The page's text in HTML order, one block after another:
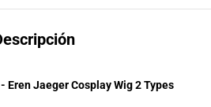
Eren Jaeger Cosplay Wig 2 Types